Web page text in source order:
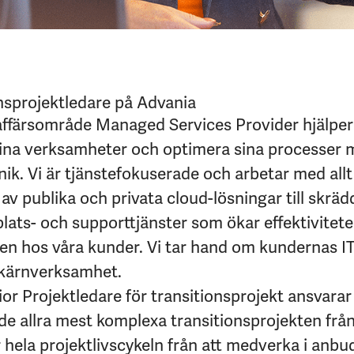
på Advania
Managed Services Provider
verksamheter och optimera sina processer
Vi är tjänstefokuserade och arbetar med
publika och privata cloud-lösningar till
och supporttjänster som ökar
hos våra kunder. Vi tar hand om kundernas
Projektledare för transitionsprojekt
allra mest komplexa transitionsprojekten
projektlivscykeln från att medverka i